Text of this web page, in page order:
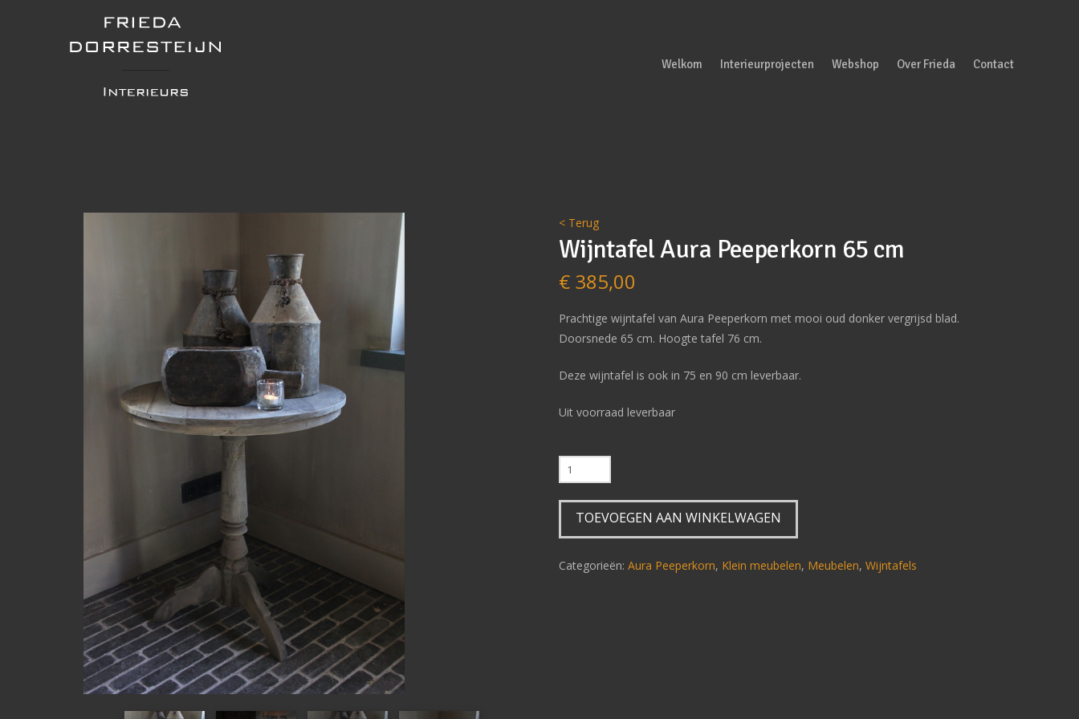
Welkom Interieurprojecten Webshop Over Frieda Contact
< Terug
Wijntafel Aura Peeperkorn 65 cm
€385,00
Prachtige wijntafel van Aura Peeperkorn met mooi oud donker vergrijsd blad.
Doorsnede 65 cm. Hoogte tafel 76 cm.
Deze wijntafel is ook in 75 en 90 cm leverbaar.
Uit voorraad leverbaar
Wijntafel
Aura
Peeperkorn
aantal
TOEVOEGEN AAN WINKELWAGEN
Categorieën: Aura Peeperkorn, Klein meubelen, Meubelen, Wijntafels